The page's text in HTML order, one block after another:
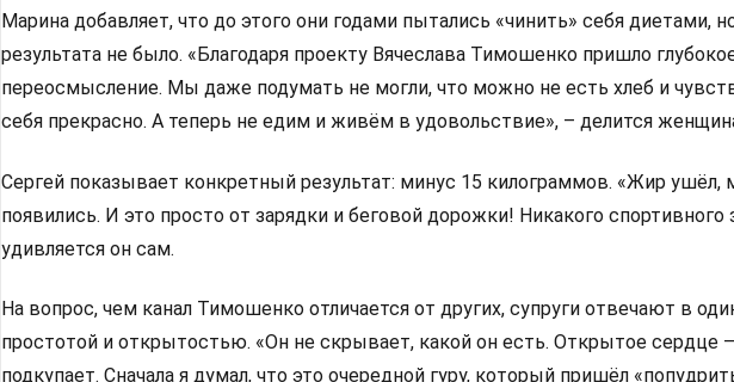
Марина добавляет, что до этого они годами пытались «чинить» себя диетами,
результата не было. «Благодаря проекту Вячеслава Тимошенко пришло
переосмысление. Мы даже подумать не могли, что можно не есть хлеб и
себя прекрасно. А теперь не едим и живём в удовольствие», – делится
Сергей показывает конкретный результат: минус 15 килограммов. «Жир
появились. И это просто от зарядки и беговой дорожки! Никакого спортивного
удивляется он сам.
На вопрос, чем канал Тимошенко отличается от других, супруги отвечают в
простотой и открытостью. «Он не скрывает, какой он есть. Открытое сердце
подкупает. Сначала я думал, что это очередной гуру, который пришёл